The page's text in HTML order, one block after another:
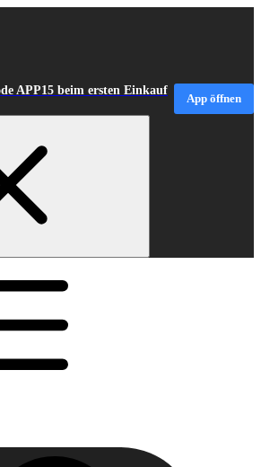
APP15 beim ersten Einkauf
App öffnen